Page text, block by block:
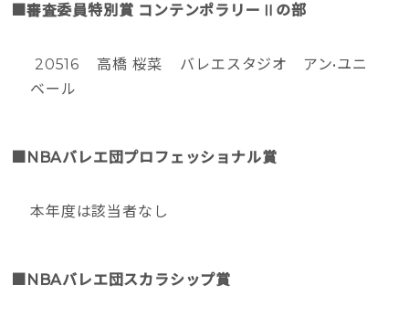
■審査委員特別賞 コンテンポラリーⅡの部
20516 高橋 桜菜 バレエスタジオ アン•ユニ
ベール
■NBAバレエ団プロフェッショナル賞
本年度は該当者なし
■NBAバレエ団スカラシップ賞